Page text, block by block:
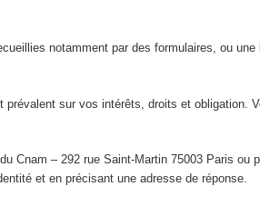
notamment par des formulaires, ou une
sur vos intérêts, droits et obligation.
Cnam – 292 rue Saint-Martin 75003 Paris ou
et en précisant une adresse de réponse.